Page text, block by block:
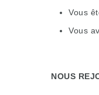
Vous
Vous
NOUS